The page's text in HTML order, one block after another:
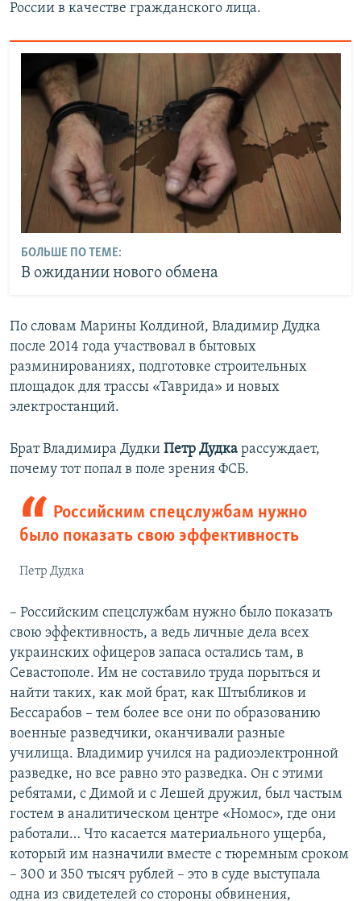
России в качестве гражданского лица.
БОЛЬШЕ ПО ТЕМЕ:
В ожидании нового обмена
По словам Марины Колдиной, Владимир Дудка
после 2014 года участвовал в бытовых
разминированиях, подготовке строительных
площадок для трассы «Таврида» и новых
электростанций.
Брат Владимира Дудки Петр Дудка рассуждает,
почему тот попал в поле зрения ФСБ.
Российским спецслужбам нужно
было показать свою эффективность
Петр Дудка
– Российским спецслужбам нужно было показать
свою эффективность, а ведь личные дела всех
украинских офицеров запаса остались там, в
Севастополе. Им не составило труда порыться и
найти таких, как мой брат, как Штыбликов и
Бессарабов – тем более все они по образованию
военные разведчики, оканчивали разные
училища. Владимир учился на радиоэлектронной
разведке, но все равно это разведка. Он с этими
ребятами, с Димой и с Лешей дружил, был частым
гостем в аналитическом центре «Номос», где они
работали… Что касается материального ущерба,
который им назначили вместе с тюремным сроком
– 300 и 350 тысяч рублей – это в суде выступала
одна из свидетелей со стороны обвинения,